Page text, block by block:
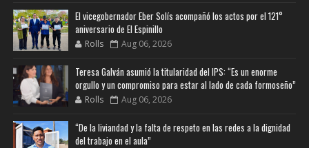
El vicegobernador Eber Solís acompañó los actos por el 121°
aniversario de El Espinillo
Rolls Aug 06, 2026
Teresa Galván asumió la titularidad del IPS: “Es un enorme
orgullo y un compromiso para estar al lado de cada formoseño”
Rolls Aug 06, 2026
“De la liviandad y la falta de respeto en las redes a la dignidad
del trabajo en el aula”